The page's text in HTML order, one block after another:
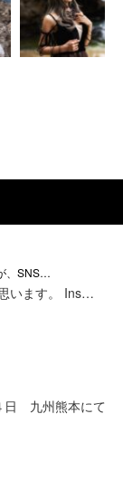
、SNS…
います。 Ins…
日 九州熊本にて